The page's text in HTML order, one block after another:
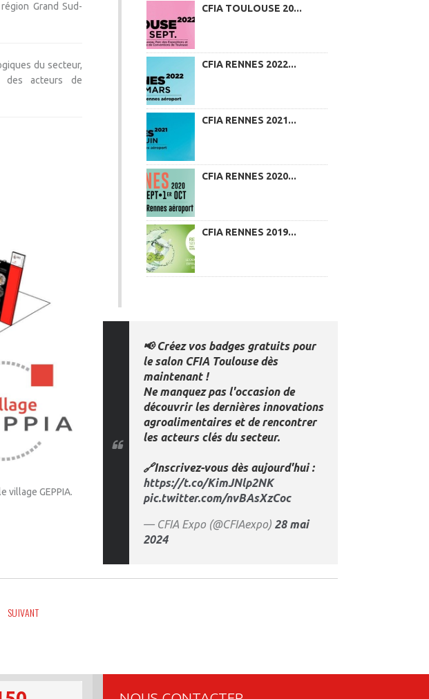
Grand Sud-
du secteur,
des acteurs de
village GEPPIA.
CFIA TOULOUSE 20...
CFIA RENNES 2022...
CFIA RENNES 2021...
CFIA RENNES 2020...
CFIA RENNES 2019...
📢 Créez vos badges gratuits pour
le salon CFIA Toulouse dès
maintenant !
Ne manquez pas l'occasion de
découvrir les dernières innovations
agroalimentaires et de rencontrer
les acteurs clés du secteur.
🔗Inscrivez-vous dès aujourd'hui :
https://t.co/KimJNlp2NK
pic.twitter.com/nvBAsXzCoc
— CFIA Expo (@CFIAexpo) 28 mai
2024
SUIVANT